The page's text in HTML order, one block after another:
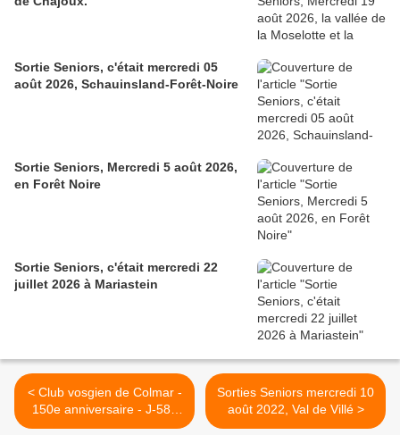
Sortie Seniors, c'était mercredi 05
août 2026, Schauinsland-Forêt-Noire
Sortie Seniors, Mercredi 5 août 2026,
en Forêt Noire
Sortie Seniors, c'était mercredi 22
juillet 2026 à Mariastein
< Club vosgien de Colmar -
150e anniversaire - J-58 :
Demandez le programme
Sorties Seniors mercredi 10
août 2022, Val de Villé >